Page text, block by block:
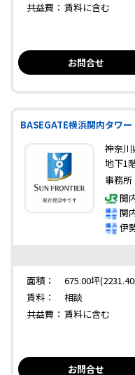
共益費： 賃料に含む
お問合せ
BASEGATE横浜関内タワー
神奈川
地下1
事務所
関
関
伊
面積：
675.00坪
賃料：
相談
共益費： 賃料に含む
お問合せ